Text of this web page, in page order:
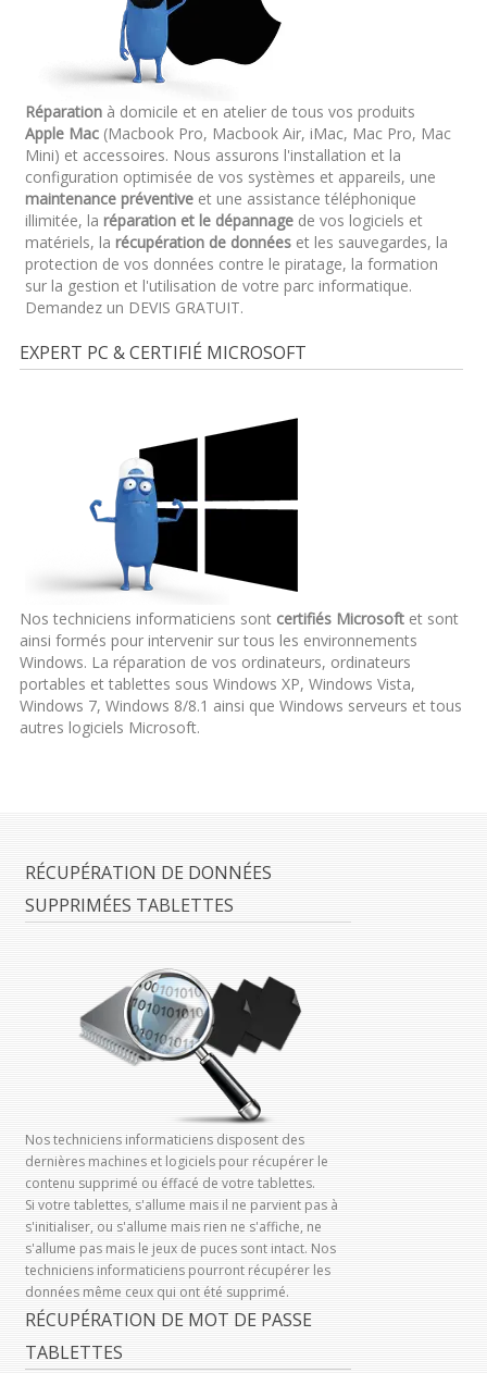
Réparationà domicile et en atelier de tous vos produits
Apple Mac(Macbook Pro, Macbook Air, iMac, Mac Pro, Mac
Mini) et accessoires. Nous assurons l'installation et la
configuration optimisée de vos systèmes et appareils, une
maintenance préventiveet une assistance téléphonique
illimitée, la réparation et le dépannagede vos logiciels et
matériels, la récupération de donnéeset les sauvegardes, la
protection de vos données contre le piratage, la formation
sur la gestion et l'utilisation de votre parc informatique.
Demandez un DEVIS GRATUIT.
EXPERT PC & CERTIFIÉ MICROSOFT
Nos techniciens informaticiens sont certifiés Microsoftet sont
ainsi formés pour intervenir sur tous les environnements
Windows. La réparation de vos ordinateurs, ordinateurs
portables et tablettes sous Windows XP, Windows Vista,
Windows 7, Windows 8/8.1 ainsi que Windows serveurs et tous
autres logiciels Microsoft.
RÉCUPÉRATION DE DONNÉES
SUPPRIMÉES TABLETTES
Nos techniciens informaticiens disposent des
dernières machines et logiciels pour récupérer le
contenu supprimé ou éffacé de votre tablettes.
Si votre tablettes, s'allume mais il ne parvient pas à
s'initialiser, ou s'allume mais rien ne s'affiche, ne
s'allume pas mais le jeux de puces sont intact. Nos
techniciens informaticiens pourront récupérer les
données même ceux qui ont été supprimé.
RÉCUPÉRATION DE MOT DE PASSE
TABLETTES